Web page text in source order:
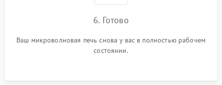
6. Готово
Ваш микроволновая печь снова у вас в полностью рабочем
состоянии.